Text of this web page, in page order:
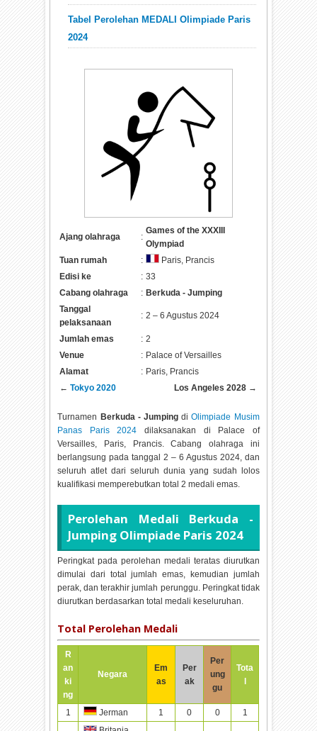
Tabel Perolehan MEDALI Olimpiade Paris
2024
Ajang olahraga :
Games of the XXXIII
Olympiad
Tuan rumah
:
Paris, Prancis
Edisi ke
: 33
Cabang olahraga
: Berkuda - Jumping
Tanggal
pelaksanaan
: 2 – 6 Agustus 2024
Jumlah emas : 2
Venue
: Palace of Versailles
Alamat
: Paris, Prancis
←Tokyo 2020 Los Angeles 2028 →
Turnamen Berkuda - JumpingdiOlimpiade Musim
Panas Paris 2024 dilaksanakan di
Palace of
Versailles, Paris, Prancis. Cabang olahraga ini
berlangsung pada tanggal2 – 6 Agustus 2024, dan
seluruh atlet dari seluruh dunia yang sudah lolos
kualifikasi memperebutkan total2 medali emas.
Perolehan Medali Berkuda -
Jumping Olimpiade Paris 2024
Peringkat pada perolehan medali teratas diurutkan
dimulai dari total jumlah emas, kemudian jumlah
perak, dan terakhir jumlah perunggu. Peringkat tidak
diurutkan berdasarkan total medali keseluruhan.
Total Perolehan Medali
R
an
ki
ng
Negara
Em
as
Per
ak
Per
ung
gu
Tota
l
1 Jerman 1 0 0
1